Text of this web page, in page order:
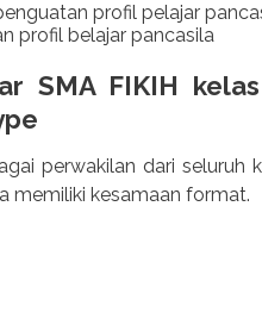
profil pelajar
profil belajar pancasila
SMA FIKIH
perwakilan dari seluruh
memiliki kesamaan format.